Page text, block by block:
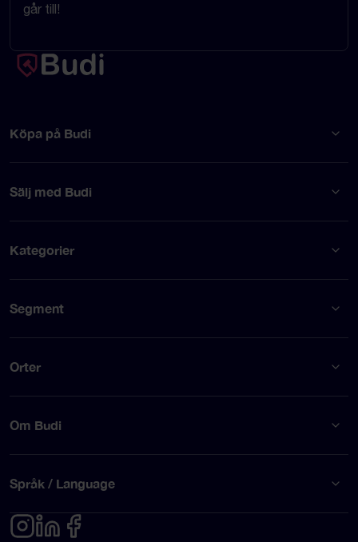
går till!
Köpa på Budi
Sälj med Budi
Kategorier
Segment
Orter
Om Budi
Språk / Language